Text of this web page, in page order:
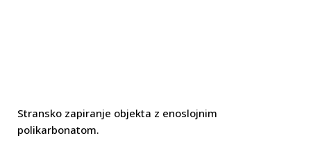
Stransko zapiranje objekta z enoslojnim
polikarbonatom.